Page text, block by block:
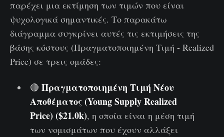
παρέχει μια εκτίμηση των τιμών που είναι
ψυχολογικά σημαντικές. Το παρακάτω
διάγραμμα συγκρίνει αυτές τις εκτιμήσεις της
βάσης κόστους (Πραγματοποιημένη Τιμή - Realized
Price) σε τρεις ομάδες:
🔴 Πραγματοποιημένη Τιμή Νέου
Αποθέματος (Young Supply Realized
Price) ($21.0k), η οποία είναι η μέση τιμή
των νομισμάτων που έχουν αλλάξει